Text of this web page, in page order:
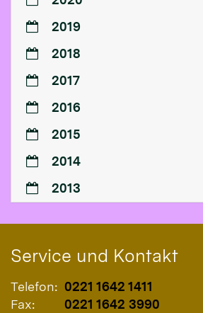
2019
2018
2017
2016
2015
2014
2013
Service und Kontakt
Telefon: 0221 1642 1411
Fax:
0221 1642 3990